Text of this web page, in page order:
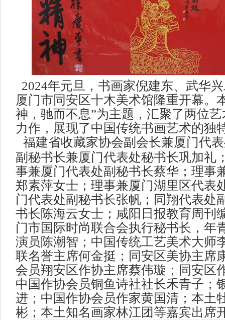
2024年元旦，书画家倪建东、武华兴
厦门市同安区十木美术馆隆重开幕。
神，驰而不息”为主题，汇聚了两位
力作，展现了中国传统书画艺术的独
福建省收藏家协会副会长兼厦门代
副秘书长兼厦门代表处秘书长巩加礼
事兼厦门代表处副秘书长蔡华；理事
郑素萍女士；理事兼厦门湖里区代表
门代表处副秘书长张帆；同翔代表处
书长陈海云女士；咸阳日报教育周刊
门市国际时尚联合会执行秘书长，年
演员陈潮智；中国传统工艺美术大师
联名誉主席何金挺；同安区美协主席
会员翔安区作协主席蔡伟璇；同安区
中国作协会员铜鱼诗社社长禾青子；
进；中国作协会员作家黄国清；本土
彬；本土知名画家林江团等嘉宾出席